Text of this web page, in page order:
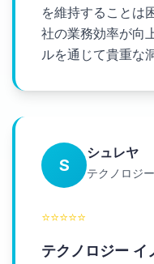
を維持することは
社の業務効率が向
ルを通じて貴重な
S
シュレヤ
テクノロジ
⭐⭐⭐⭐⭐
テクノロジー イ